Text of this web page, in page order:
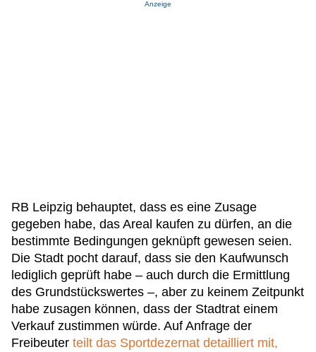
Anzeige
RB Leipzig behauptet, dass es eine Zusage
gegeben habe, das Areal kaufen zu dürfen, an die
bestimmte Bedingungen geknüpft gewesen seien.
Die Stadt pocht darauf, dass sie den Kaufwunsch
lediglich geprüft habe – auch durch die Ermittlung
des Grundstückswertes –, aber zu keinem Zeitpunkt
habe zusagen können, dass der Stadtrat einem
Verkauf zustimmen würde. Auf Anfrage der
Freibeuter teilt das Sportdezernat detailliert mit,